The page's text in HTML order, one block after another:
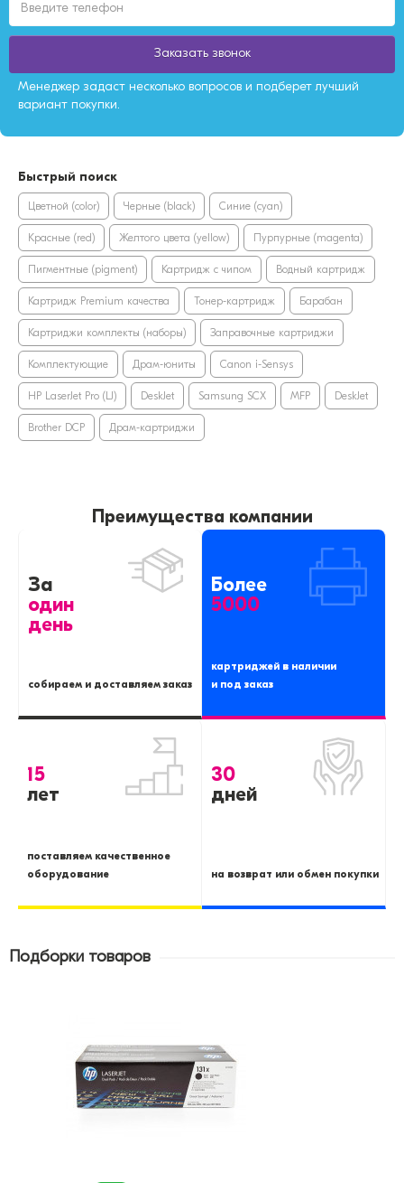
Заказать звонок
Менеджер задаст несколько вопросов и подберет лучший
вариант покупки.
Быстрый поиск
Цветной (color) Черные (black) Синие (cyan)
Красные (red) Желтого цвета (yellow) Пурпурные (magenta)
Пигментные (pigment) Картридж с чипом Водный картридж
Картридж Premium качества Тонер-картридж Барабан
Картриджи комплекты (наборы) Заправочные картриджи
Комплектующие Драм-юниты Canon i-Sensys
HP LaserJet Pro (LJ) DeskJet Samsung SCX MFP DeskJet
Brother DCP Драм-картриджи
Преимущества компании
За
один
день
собираем и доставляем заказ
Более
5000
картриджей в наличии
и под заказ
15
лет
поставляем качественное
оборудование
30
дней
на возврат или обмен покупки
Подборки товаров